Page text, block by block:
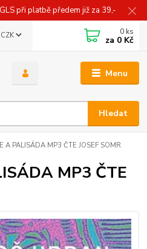
při platbě předem již za 39,-
Menu
CZK
Hledat
0 ks
za 0 Kč
A PALISÁDA MP3 ČTE JOSEF SOMR
MP3 ČTE